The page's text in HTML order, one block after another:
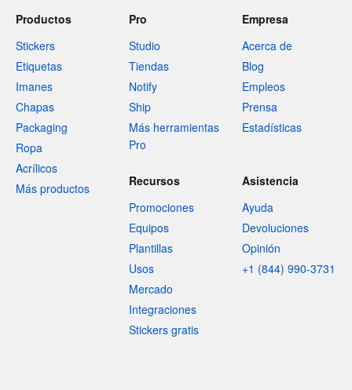
Productos
Stickers
Etiquetas
Imanes
Chapas
Packaging
Ropa
Acrílicos
Más productos
Pro
Studio
Tiendas
Notify
Ship
Más herramientas
Pro
Empresa
Acerca de
Blog
Empleos
Prensa
Estadísticas
Recursos
Promociones
Equipos
Plantillas
Usos
Mercado
Integraciones
Stickers gratis
Asistencia
Ayuda
Devoluciones
Opinión
+1 (844) 990-3731